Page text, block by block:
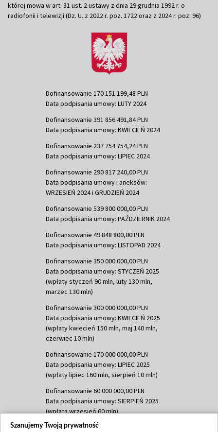
której mowa w art. 31 ust. 2 ustawy z dnia 29 grudnia 1992 r. o
radiofonii i telewizji (Dz. U. z 2022 r. poz. 1722 oraz z 2024 r. poz. 96)
Dofinansowanie 170 151 199,48 PLN
Data podpisania umowy: LUTY 2024
Dofinansowanie 391 856 491,84 PLN
Data podpisania umowy: KWIECIEŃ 2024
Dofinansowanie 237 754 754,24 PLN
Data podpisania umowy: LIPIEC 2024
Dofinansowanie 290 817 240,00 PLN
Data podpisania umowy i aneksów:
WRZESIEŃ 2024 i GRUDZIEŃ 2024
Dofinansowanie 539 800 000,00 PLN
Data podpisania umowy: PAŹDZIERNIK 2024
Dofinansowanie 49 848 800,00 PLN
Data podpisania umowy: LISTOPAD 2024
Dofinansowanie 350 000 000,00 PLN
Data podpisania umowy: STYCZEŃ 2025
(wpłaty styczeń 90 mln, luty 130 mln,
marzec 130 mln)
Dofinansowanie 300 000 000,00 PLN
Data podpisania umowy: KWIECIEŃ 2025
(wpłaty kwiecień 150 mln, maj 140 mln,
czerwiec 10 mln)
Dofinansowanie 170 000 000,00 PLN
Data podpisania umowy: LIPIEC 2025
(wpłaty lipiec 160 mln, sierpień 10 mln)
Dofinansowanie 60 000 000,00 PLN
Data podpisania umowy: SIERPIEŃ 2025
(wpłata wrzesień 60 mln)
Dofinansowanie 635 783 051,21 PLN
Szanujemy Twoją prywatność